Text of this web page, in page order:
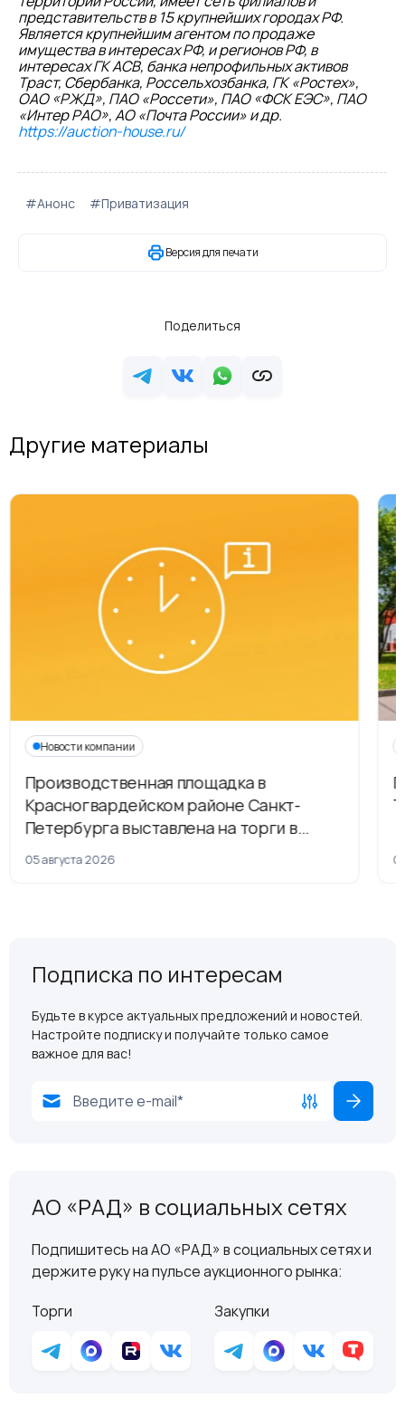
представительств в 15 крупнейших городах РФ.
Является крупнейшим агентом по продаже
имущества в интересах РФ, и регионов РФ, в
интересах ГК АСВ, банка непрофильных активов
Траст, Сбербанка, Россельхозбанка, ГК «Ростех»,
ОАО «РЖД», ПАО «Россети», ПАО «ФСК ЕЭС», ПАО
«Интер РАО», АО «Почта России» и др.
https://auction-house.ru/
#Анонс #Приватизация
Версия для печати
Поделиться
Другие материалы
Новости компании
Производственная площадка в
Красногвардейском районе Санкт-
Петербурга выставлена на торги в
рамках приватизации
05 августа 2026
Подписка по интересам
Будьте в курсе актуальных предложений и новостей.
Настройте подписку и получайте только самое
важное для вас!
АО «РАД» в социальных сетях
Подпишитесь на АО «РАД» в социальных сетях и
держите руку на пульсе аукционного рынка:
Торги
Закупки